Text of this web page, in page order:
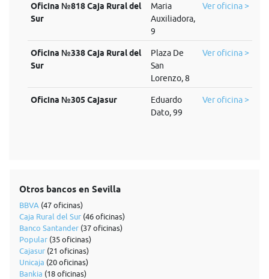
Oficina №818 Caja Rural del
Sur
Maria
Auxiliadora,
9
Ver oficina >
Oficina №338 Caja Rural del
Sur
Plaza De
San
Lorenzo, 8
Ver oficina >
Oficina №305 Cajasur
Eduardo
Dato, 99
Ver oficina >
Otros bancos en Sevilla
BBVA (47 oficinas)
Caja Rural del Sur (46 oficinas)
Banco Santander (37 oficinas)
Popular (35 oficinas)
Cajasur (21 oficinas)
Unicaja (20 oficinas)
Bankia (18 oficinas)